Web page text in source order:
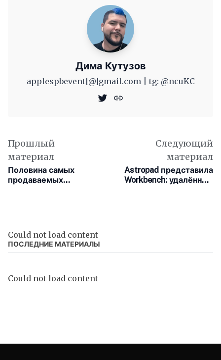
Дима Кутузов
applespbevent[@]gmail.com | tg: @ncuKC
Прошлый
материал
Половина самых
продаваемых
Следующий
материал
Astropad представила
Workbench: удалённый
Could not load content
ПОСЛЕДНИЕ МАТЕРИАЛЫ
Could not load content